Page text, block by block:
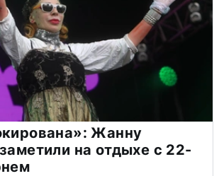
Жанну
на отдыхе с 22-